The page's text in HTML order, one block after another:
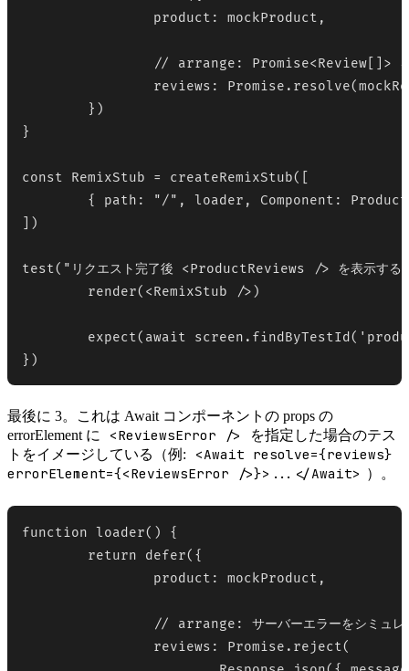
}
const RemixStub = createRemixStub([
])
test("リクエスト完了後 <ProductReviews /> を表示
})
最後に 3。これは Await コンポーネントの props の
errorElement に
<ReviewsError />
を指定した場合のテス
トをイメージしている（例:
<Await resolve={reviews}
errorElement={<ReviewsError />}>...</Await> ）。
function loader() {